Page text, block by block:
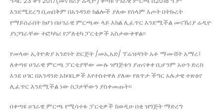
እንደሚደረግ ቢጠበቅም በአንዳንድ ክልሎች ያለው የሰላም እጦት በትኩረት
የማይሰራበት ከሆነ በሀገራዊ ምርጫው ላይ እክል ሊፈጥር እንደሚችል መናኸሪያ ሬዲዮ
ያነጋገራቸው ተፎካካሪ የፖለቲካ ፓርቲዎች አስታውቀዋል፡፡
የመላው ኢትዮጵያ አንድነት ድርጅት /መኢአድ/ ፕሬዝዳንት አቶ ማሙሸት አማረ፤
ለቀጣዩ ሀገራዊ ምርጫ ፓርቲያቸው ሙሉ ዝግጅቱን ያጠናቀቀ ቢሆንም አሁን ድረስ
እንደ ሀገር በአንዳንድ አከባቢዎች እየተስተዋለ ያለው የጸጥታ ችግር አሉታዊ ተጽዕኖ
ሊፈጥር እንደሚችል ነው ስጋታቸውን ያስቀመጡት፡፡
በቀጣዩ ሀገራዊ ምርጫ የሚሳተፉ ፓርቲዎች ከወዲሁ በቂ ዝግጅት ማድረግ